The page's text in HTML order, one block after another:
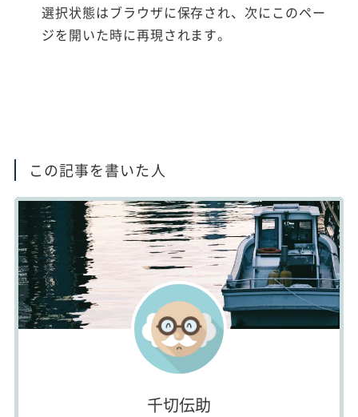
選択状態はブラウザに保存され、次にこのペー
ジを開いた時に再現されます。
この記事を書いた人
千切伝助